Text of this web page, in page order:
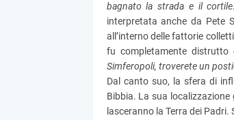
bagnato la strada e il
interpretata anche da Pete
all’interno delle fattorie
fu completamente
Simferopoli, troverete un
Dal canto suo, la sfera di
Bibbia. La sua
lasceranno la Terra dei Padri.